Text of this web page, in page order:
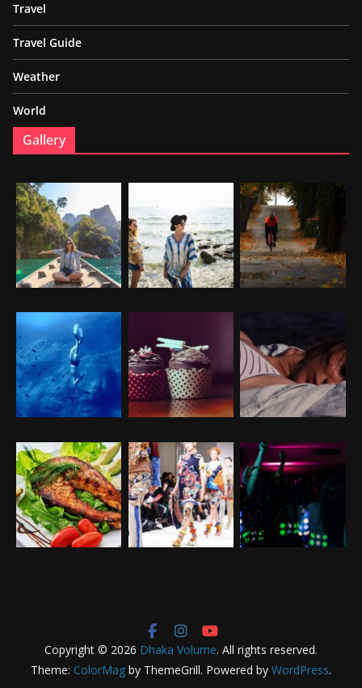
Travel
Travel Guide
Weather
World
Gallery
Copyright © 2026 Dhaka Volume. All rights reserved.
Theme: ColorMag by ThemeGrill. Powered by WordPress.